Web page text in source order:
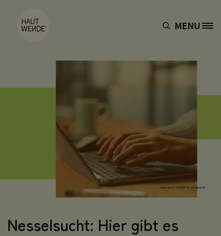
Site Logo MENU
adobestock-428958176-gorodenkoff
Nesselsucht: Hier gibt es